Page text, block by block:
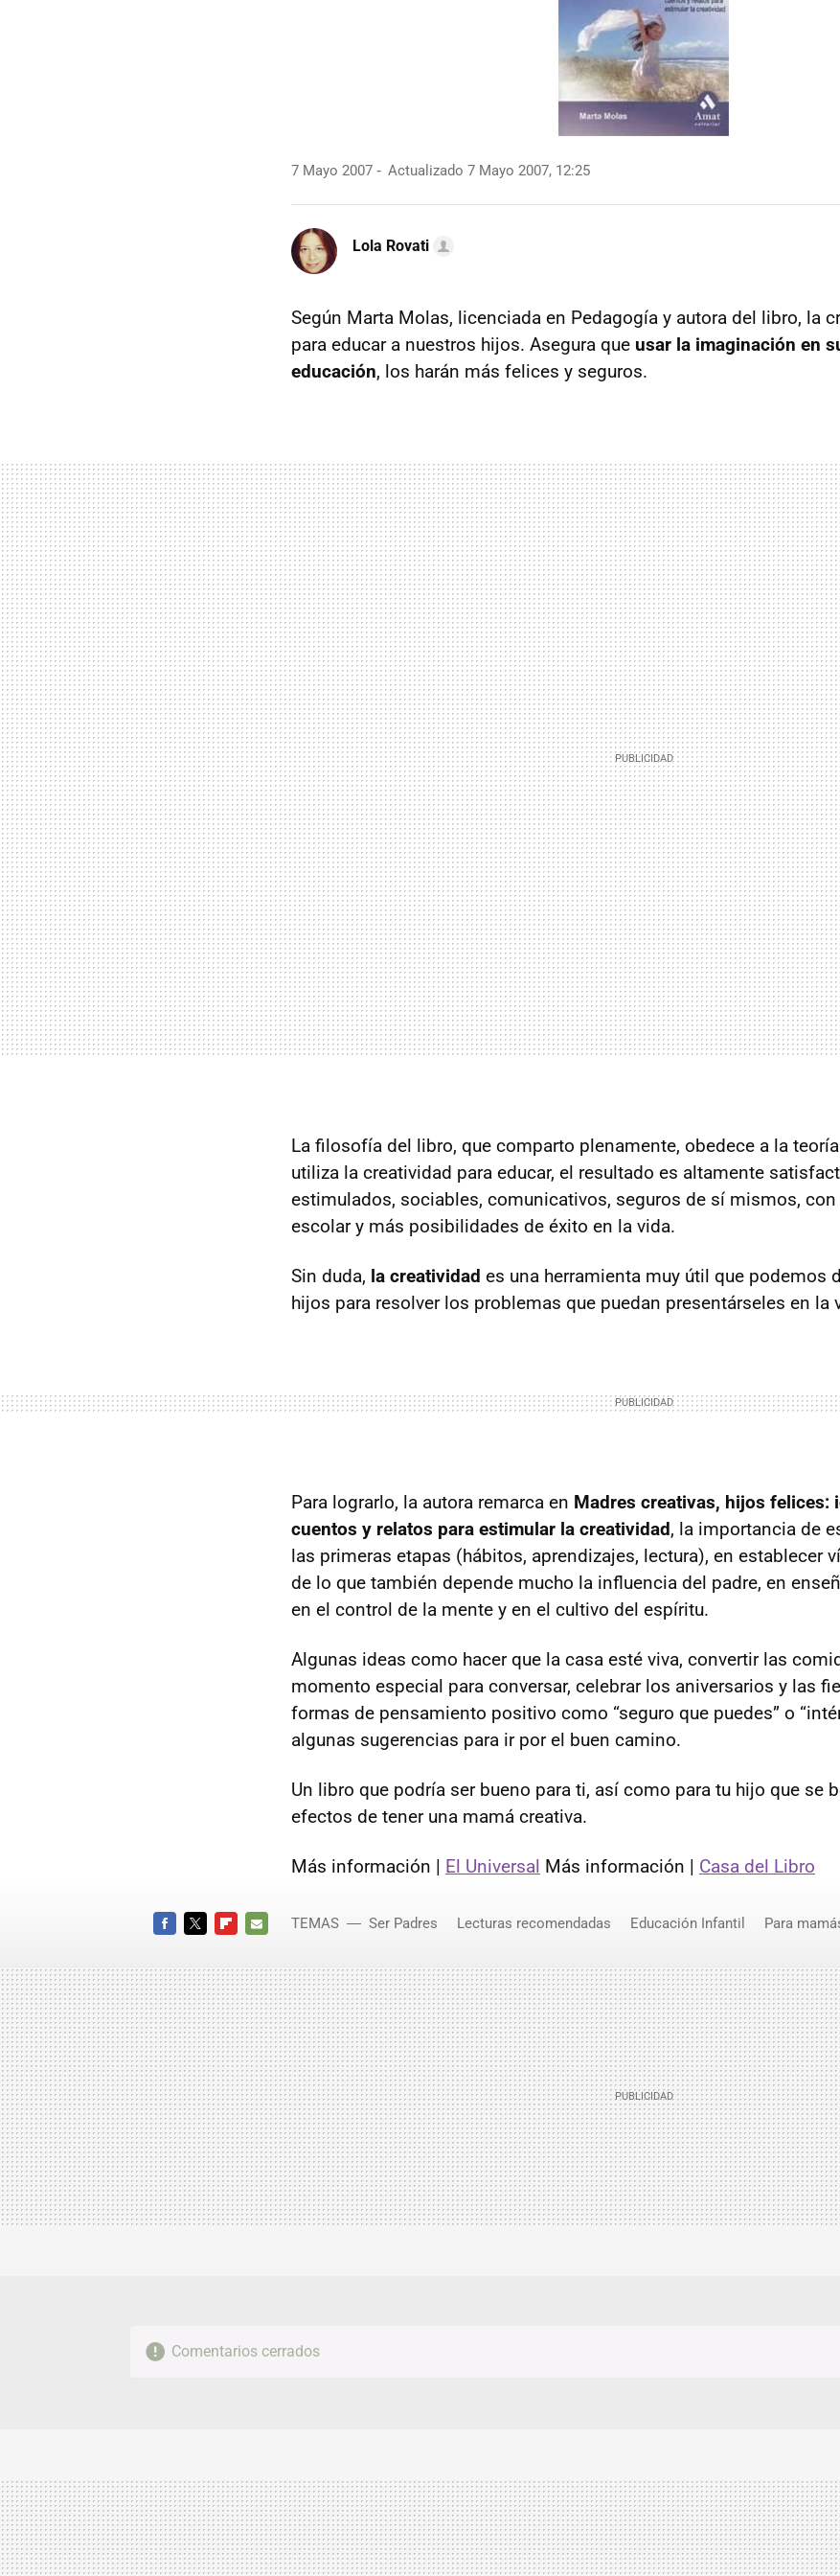
7 Mayo 2007 Actualizado 7 Mayo 2007, 12:25
Lola Rovati
Según Marta Molas, licenciada en Pedagogía y autora del libro, la
para educar a nuestros hijos. Asegura que usar la imaginación en
educación, los harán más felices y seguros.
La filosofía del libro, que comparto plenamente, obedece a la
utiliza la creatividad para educar, el resultado es altamente
estimulados, sociables, comunicativos, seguros de sí mismos,
escolar y más posibilidades de éxito en la vida.
Sin duda, la creatividad es una herramienta muy útil que podemos
hijos para resolver los problemas que puedan presentárseles en la
Para lograrlo, la autora remarca en Madres creativas, hijos felices:
cuentos y relatos para estimular la creatividad, la importancia de
las primeras etapas (hábitos, aprendizajes, lectura), en establecer
de lo que también depende mucho la influencia del padre, en
en el control de la mente y en el cultivo del espíritu.
Algunas ideas como hacer que la casa esté viva, convertir las
momento especial para conversar, celebrar los aniversarios y las
formas de pensamiento positivo como “seguro que puedes” o
algunas sugerencias para ir por el buen camino.
Un libro que podría ser bueno para ti, así como para tu hijo que se
efectos de tener una mamá creativa.
Más información | El Universal Más información | Casa del Libro
MAIL
TEMAS Ser Padres Lecturas recomendadas Educación Infantil
Para
Comentarios cerrados